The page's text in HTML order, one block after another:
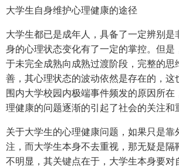
大学生自身维护心理健康的途径
大学生都已是成年人，具备了一定辨别是
身的心理状态变化有了一定的掌控。但是
于未完全成熟向成熟过渡阶段，完整的思
善，其心理状态的波动依然是存在的，这
围内大学校园内极端事件频发的原因所在
理健康的问题逐渐的引起了社会的关注和
关于大学生的心理健康问题，如果只是靠
注，而大学生本身不去重视，那无疑是隔
不明显，其关键点在于，大学生本身要对